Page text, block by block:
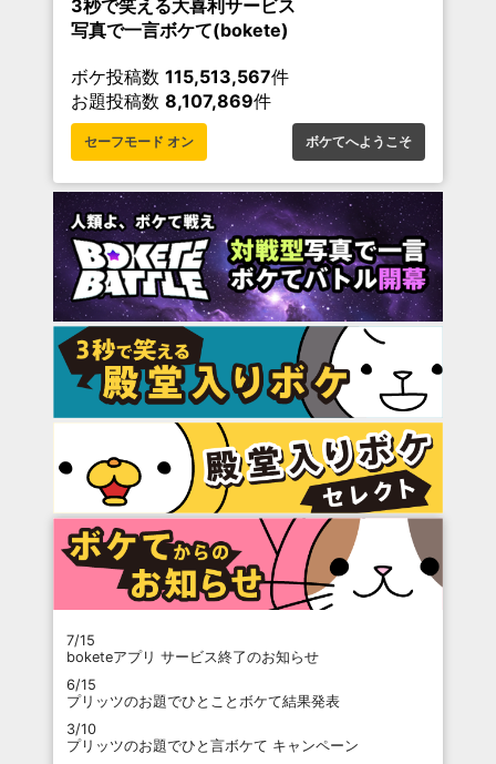
3秒で笑える大喜利サービス
写真で一言ボケて(bokete)
ボケ投稿数 115,513,567件
お題投稿数 8,107,869件
セーフモード オン ボケてへようこそ
7/15
boketeアプリ サービス終了のお知らせ
6/15
プリッツのお題でひとことボケて結果発表
3/10
プリッツのお題でひと言ボケて キャンペーン